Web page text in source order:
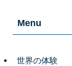
Menu
世界の体験